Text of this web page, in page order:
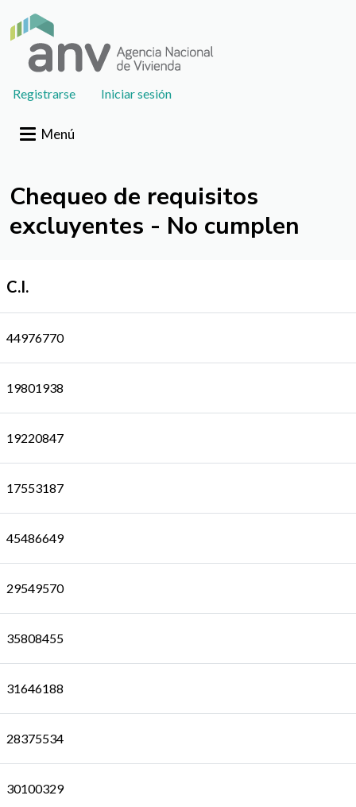
User
menu
Registrarse Iniciar sesión
Menú
Chequeo de requisitos
excluyentes - No cumplen
C.I.
44976770
19801938
19220847
17553187
45486649
29549570
35808455
31646188
28375534
30100329